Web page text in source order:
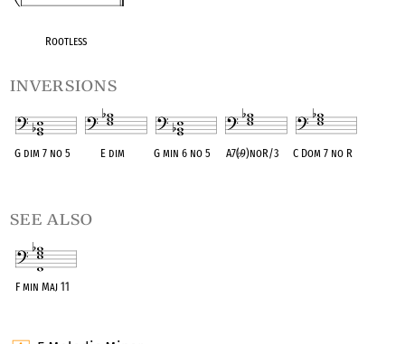
Rootless
inversions
G dim 7 no 5 E dim G min 6 no 5 A7(♭9)noR/3 C Dom 7 no R
see also
F min Maj 11